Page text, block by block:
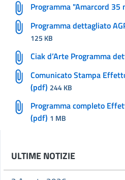
Programma "Amarcord 35
Programma dettagliato
125 KB
Ciak d’Arte Programma
Comunicato Stampa
(pdf) 244 KB
Programma completo
(pdf) 1 MB
ULTIME NOTIZIE